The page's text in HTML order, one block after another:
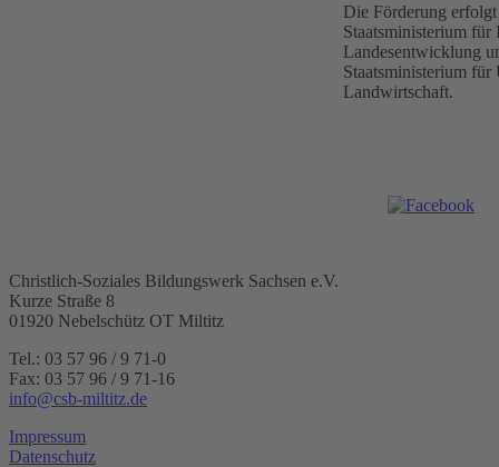
Die Förderung erfolgt
Staatsministerium
Landesentwicklung
Staatsministerium
Landwirtschaft.
Christlich-Soziales Bildungswerk Sachsen e.V.
Kurze Straße 8
01920 Nebelschütz OT Miltitz
Tel.: 03 57 96 / 9 71-0
Fax: 03 57 96 / 9 71-16
info@csb-miltitz.de
Impressum
Datenschutz